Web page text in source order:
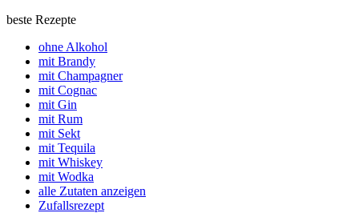
beste Rezepte
ohne Alkohol
mit Brandy
mit Champagner
mit Cognac
mit Gin
mit Rum
mit Sekt
mit Tequila
mit Whiskey
mit Wodka
alle Zutaten anzeigen
Zufallsrezept